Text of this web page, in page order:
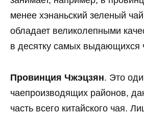
менее хэнаньский зеленый
обладает великолепными
в десятку самых выдающихся
Провинция Чжэцзян. Это
чаепроизводящих районов,
часть всего китайского чая.